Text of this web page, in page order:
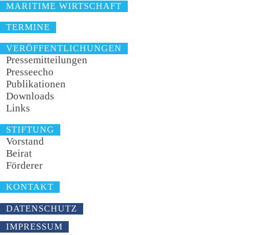
MARITIME WIRTSCHAFT
TERMINE
VERÖFFENTLICHUNGEN
Pressemitteilungen
Presseecho
Publikationen
Downloads
Links
STIFTUNG
Vorstand
Beirat
Förderer
KONTAKT
DATENSCHUTZ
IMPRESSUM